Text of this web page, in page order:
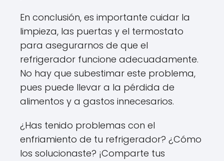
En conclusión, es importante cuidar la
limpieza, las puertas y el termostato
para asegurarnos de que el
refrigerador funcione adecuadamente.
No hay que subestimar este problema,
pues puede llevar a la pérdida de
alimentos y a gastos innecesarios.
¿Has tenido problemas con el
enfriamiento de tu refrigerador? ¿Cómo
los solucionaste? ¡Comparte tus